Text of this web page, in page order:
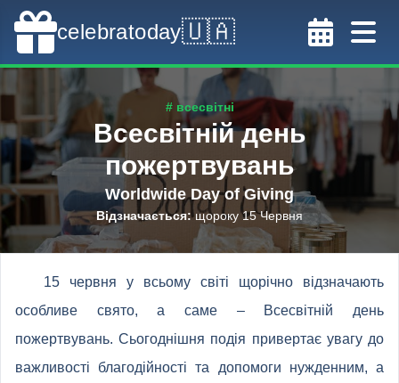
celebratoday🇺🇦
# всесвітні
Всесвітній день
пожертвувань
Worldwide Day of Giving
Відзначається:щороку 15 Червня
15 червня у всьому світі щорічно відзначають
особливе свято, а саме – Всесвітній день
пожертвувань. Сьогоднішня подія привертає увагу до
важливості благодійності та допомоги нужденним, а